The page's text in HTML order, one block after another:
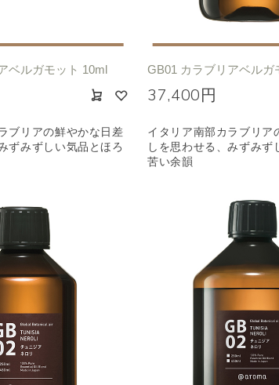
ベルガモット 10ml
ブリアの鮮やかな日差
ずみずしい気品とほろ
GB01 カラブリアベルガ
37,400円
イタリア南部カラブリア
しを思わせる、みずみず
苦い余韻